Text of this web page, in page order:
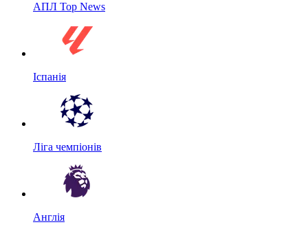
АПЛ Top News
Іспанія
Ліга чемпіонів
Англія